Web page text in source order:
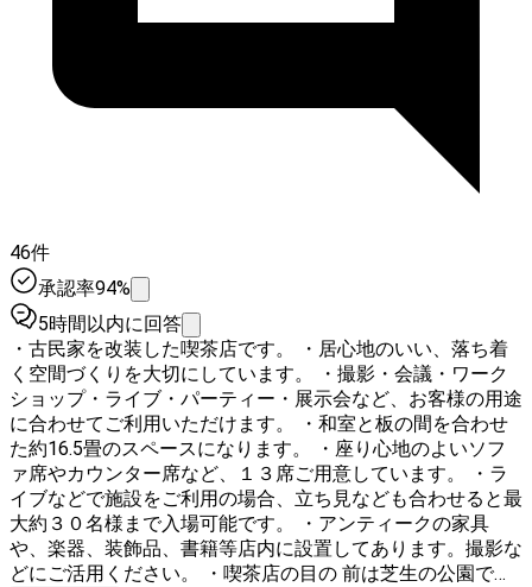
46件
承認率94%
5時間以内に回答
・古民家を改装した喫茶店です。 ・居心地のいい、落ち着
く空間づくりを大切にしています。 ・撮影・会議・ワーク
ショップ・ライブ・パーティー・展示会など、お客様の用途
に合わせてご利用いただけます。 ・和室と板の間を合わせ
た約16.5畳のスペースになります。 ・座り心地のよいソフ
ァ席やカウンター席など、１３席ご用意しています。 ・ラ
イブなどで施設をご利用の場合、立ち見なども合わせると最
大約３０名様まで入場可能です。 ・アンティークの家具
や、楽器、装飾品、書籍等店内に設置してあります。撮影な
どにご活用ください。 ・喫茶店の目の 前は芝生の公園で